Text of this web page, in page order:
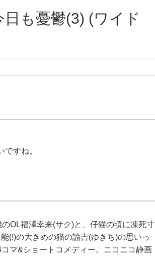
日も憂鬱(3) (ワイド
すね。
OL福澤幸来(サク)と、仔猫の頃に凍死寸
(!)の大きめの猫の諭吉(ゆきち)の思いっ
マ&ショートコメディー。ニコニコ静画